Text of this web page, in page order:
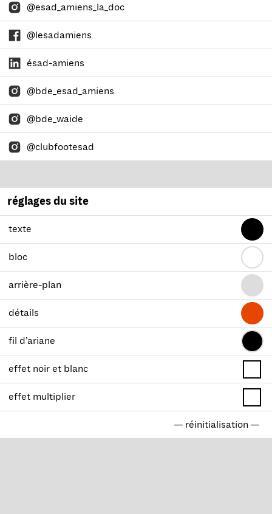
@esad_amiens_la_doc
@lesadamiens
ésad-amiens
@bde_esad_amiens
@bde_waide
@clubfootesad
réglages du site
texte
bloc
arrière-plan
détails
fil d’ariane
effet noir et blanc
effet multiplier
— réinitialisation —